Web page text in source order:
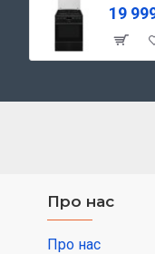
19
Про нас
Про нас